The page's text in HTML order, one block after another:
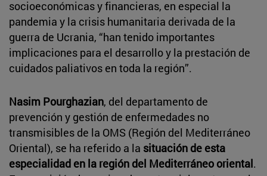
socioeconómicas y financieras, en especial la
pandemia y la crisis humanitaria derivada de la
guerra de Ucrania, “han tenido importantes
implicaciones para el desarrollo y la prestación de
cuidados paliativos en toda la región”.
Nasim Pourghazian, del departamento de
prevención y gestión de enfermedades no
transmisibles de la OMS (Región del Mediterráneo
Oriental), se ha referido a la situación de esta
especialidad en la región del Mediterráneo oriental.